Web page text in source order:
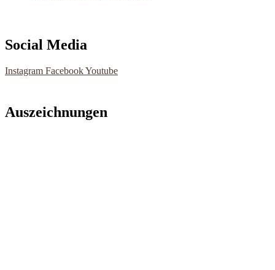
Social Media
Instagram FacebookYoutube
Auszeichnungen